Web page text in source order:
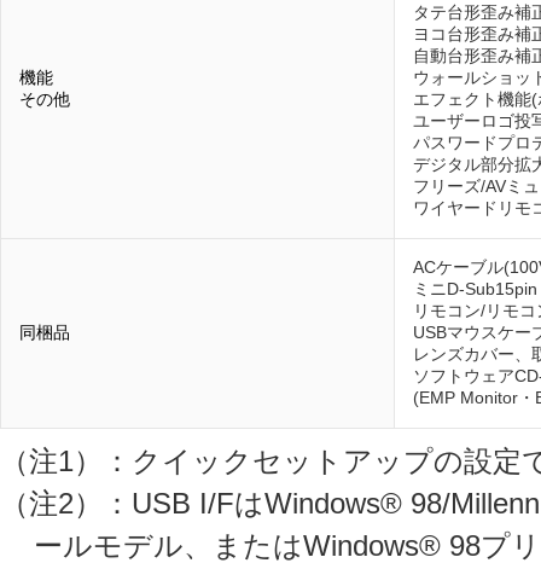
機能
その他
タテ台形歪み補
ヨコ台形歪み補
自動台形歪み補
ウォールショッ
エフェクト機能
ユーザーロゴ投
パスワードプロ
デジタル部分拡
フリーズ/AVミ
ワイヤードリモ
同梱品
ACケーブル
ミニD-
リモコン/リモ
USBマウスケー
レンズカバー、
ソフトウェア
(EMP Monitor・
（注1）：クイックセットアップの設
（注2）：USB I/FはWindows® 98/
ールモデル、またはWindows® 98プ